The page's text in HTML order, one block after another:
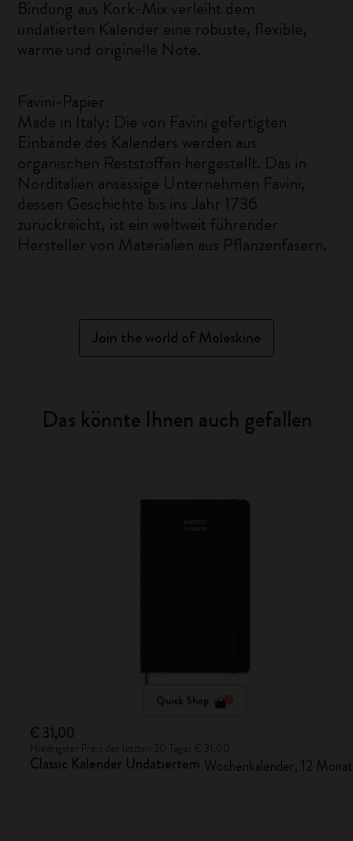
Bindung aus Kork-Mix verleiht dem
undatierten Kalender eine robuste, flexible,
warme und originelle Note.
Favini-Papier
Made in Italy: Die von Favini gefertigten
Einbände des Kalenders werden aus
organischen Reststoffen hergestellt. Das in
Norditalien ansässige Unternehmen Favini,
dessen Geschichte bis ins Jahr 1736
zurückreicht, ist ein weltweit führender
Hersteller von Materialien aus Pflanzenfasern.
Join the world of Moleskine
Das könnte Ihnen auch gefallen
Quick Shop
€ 31,00
Classic Kalender Undatiertem Wochenkalender, 12